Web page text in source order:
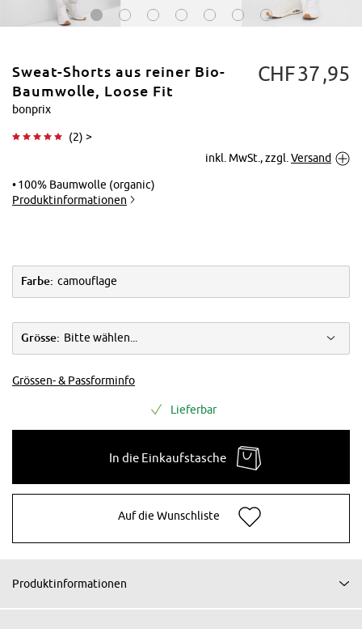
Vergrößern
Sweat-Shorts aus reiner Bio-
Baumwolle, Loose Fit
bonprix
(2) >
CHF37 95
inkl. MwSt., zzgl. Versand
100% Baumwolle (organic)
Produktinformationen
Farbe: camouflage
Grösse: Bitte wählen...
Grössen- & Passforminfo
Lieferbar
In die Einkaufstasche
Auf die Wunschliste
Produktinformationen